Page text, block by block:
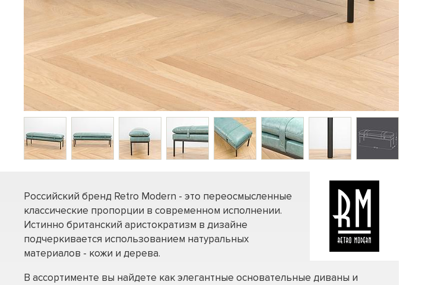
Российский бренд Retro Modern - это переосмысленные
классические пропорции в современном исполнении.
Истинно британский аристократизм в дизайне
подчеркивается использованием натуральных
материалов - кожи и дерева.
В ассортименте вы найдете как элегантные основательные диваны и